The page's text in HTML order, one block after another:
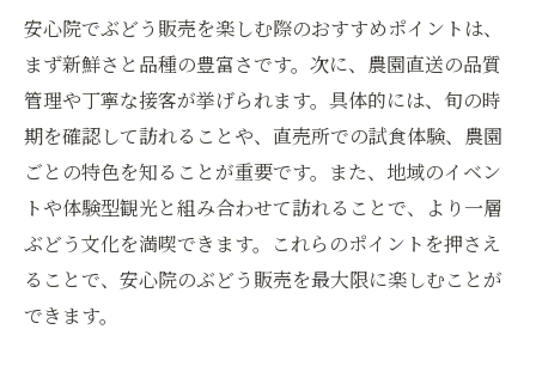
安心院でぶどう販売を楽しむ際のおすすめポイントは、
まず新鮮さと品種の豊富さです。次に、農園直送の品質
管理や丁寧な接客が挙げられます。具体的には、旬の時
期を確認して訪れることや、直売所での試食体験、農園
ごとの特色を知ることが重要です。また、地域のイベン
トや体験型観光と組み合わせて訪れることで、より一層
ぶどう文化を満喫できます。これらのポイントを押さえ
ることで、安心院のぶどう販売を最大限に楽しむことが
できます。